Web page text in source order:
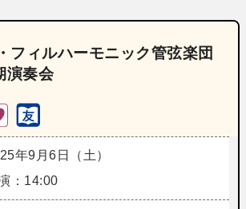
フィルハーモニック管弦楽団
演奏会
年9月6日（土）
：14:00